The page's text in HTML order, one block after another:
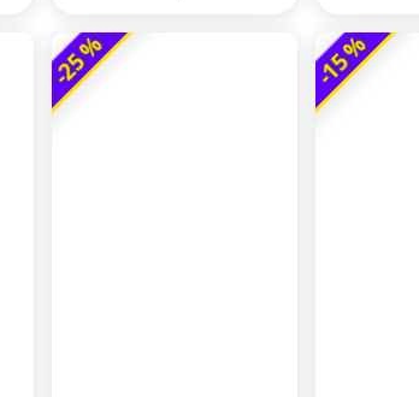
-25 % -15 %